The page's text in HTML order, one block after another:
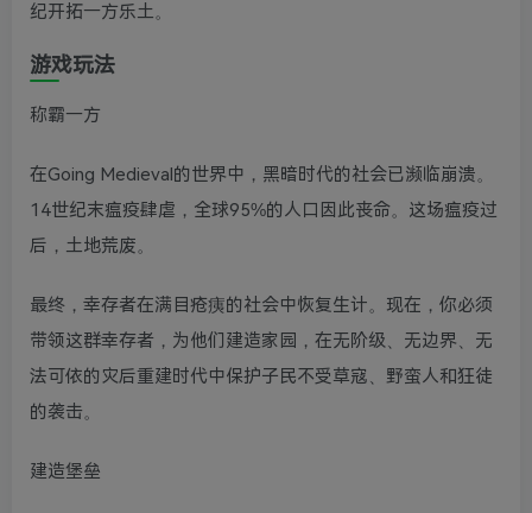
纪开拓一方乐土。
游戏玩法
称霸一方
在Going Medieval的世界中，黑暗时代的社会已濒临崩溃。
14世纪末瘟疫肆虐，全球95%的人口因此丧命。这场瘟疫过
后，土地荒废。
最终，幸存者在满目疮痍的社会中恢复生计。现在，你必须
带领这群幸存者，为他们建造家园，在无阶级、无边界、无
法可依的灾后重建时代中保护子民不受草寇、野蛮人和狂徒
的袭击。
建造堡垒